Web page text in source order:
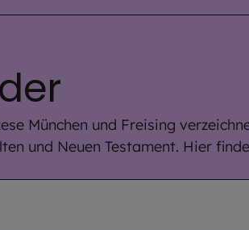
München und Freising
und Neuen Testament. Hier